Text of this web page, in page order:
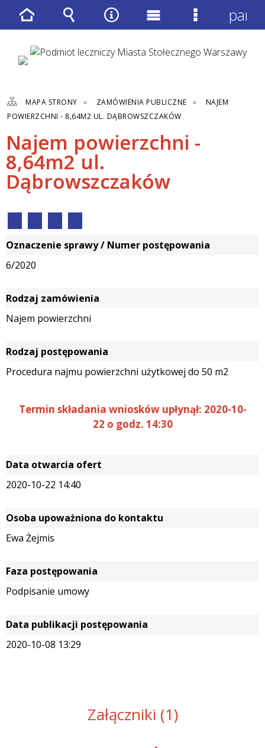
MAPA STRONY ZAMÓWIENIA PUBLICZNE
NAJEM
POWIERZCHNI - 8,64M2 UL. DĄBROWSZCZAKÓW
Najem powierzchni -
8,64m2 ul.
Dąbrowszczaków
Oznaczenie sprawy / Numer postępowania
6/2020
Rodzaj zamówienia
Najem powierzchni
Rodzaj postępowania
Procedura najmu powierzchni użytkowej do 50 m2
Termin składania wniosków upłynął: 2020-10-
22 o godz. 14:30
Data otwarcia ofert
2020-10-22 14:40
Osoba upoważniona do kontaktu
Ewa Żejmis
Faza postępowania
Podpisanie umowy
Data publikacji postępowania
2020-10-08 13:29
Załączniki (1)
Strona
główna
Wyszukiwarka
Narzędzia
Menu
główne
Menu
panel